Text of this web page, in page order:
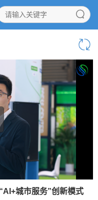
城市服务”创新模式